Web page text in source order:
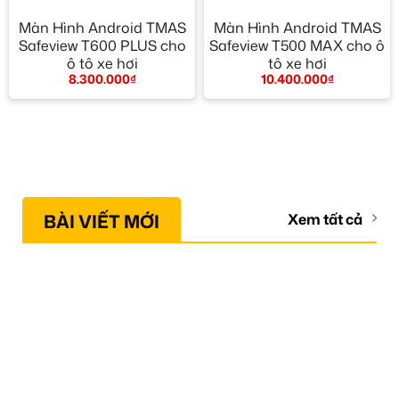
Màn Hình Android TMAS
Safeview T600 PLUS cho
ô tô xe hơi
8.300.000₫
Màn Hình Android TMAS
Safeview T500 MAX cho ô
tô xe hơi
10.400.000₫
BÀI VIẾT MỚI Xem tất cả